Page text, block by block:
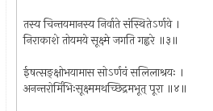
तस्य चिन्तयमानस्य निर्वाते संस्थितेऽर्णवे ।
निराकाशे तोयमये सूक्ष्मे जगति गह्वरे ॥३॥
ईषत्सङ्क्षोभयामास सोऽर्णवं सलिलाश्रयः ।
अनन्तरोर्मिभिःसूक्ष्ममथच्छिद्रमभूत् पूरा ॥४॥